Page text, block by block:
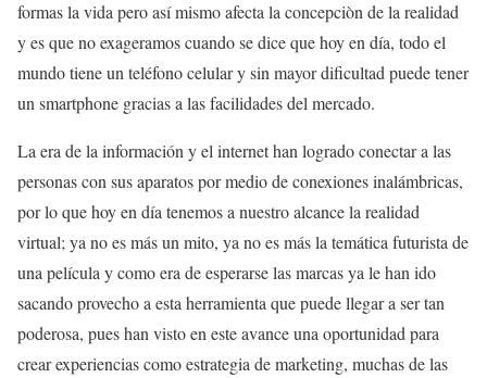
formas la vida pero así mismo afecta la concepciòn de la realidad
y es que no exageramos cuando se dice que hoy en día, todo el
mundo tiene un teléfono celular y sin mayor dificultad puede tener
un smartphone gracias a las facilidades del mercado.
La era de la información y el internet han logrado conectar a las
personas con sus aparatos por medio de conexiones inalámbricas,
por lo que hoy en día tenemos a nuestro alcance la realidad
virtual; ya no es más un mito, ya no es más la temática futurista de
una película y como era de esperarse las marcas ya le han ido
sacando provecho a esta herramienta que puede llegar a ser tan
poderosa, pues han visto en este avance una oportunidad para
crear experiencias como estrategia de marketing, muchas de las